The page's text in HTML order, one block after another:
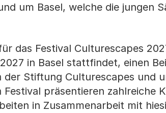
um Basel, welche die jungen
das Festival Culturescapes
in Basel stattfindet, einen
der Stiftung Culturescapes und
präsentieren zahlreiche
in Zusammenarbeit mit